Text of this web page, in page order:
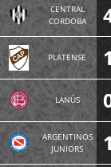
CENTRAL
CORDOBA
PLATENSE 1
LANÚS
ARGENTINOS
JUNIORS
1